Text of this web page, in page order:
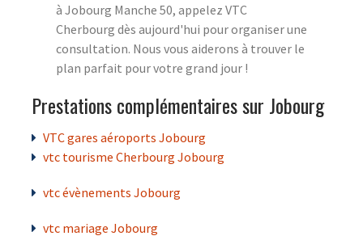
à Jobourg Manche 50, appelez VTC
Cherbourg dès aujourd'hui pour organiser une
consultation. Nous vous aiderons à trouver le
plan parfait pour votre grand jour !
Prestations complémentaires sur Jobourg
VTC gares aéroports Jobourg
vtc tourisme Cherbourg Jobourg
vtc évènements Jobourg
vtc mariage Jobourg